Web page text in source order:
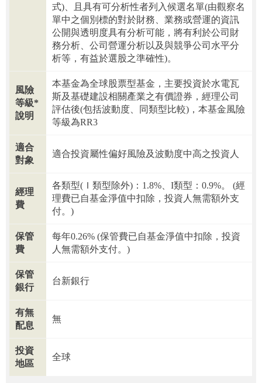
式)、且具有可分析性者列入候選名單(由觀察名
單中之個別標的對於財務、業務或營運的資訊
公開與透明度具有分析可能，將有利於公司財
務分析、公司營運分析以及與競爭公司水平分
析等，有益於選股之準確性)。
風險
等級*
說明
本基金為全球股票型基金，主要投資於水電瓦
斯及基礎建設相關產業之有價證券，經理公司
評估後(包括波動度、同類型比較)，本基金風險
等級為RR3
適合
對象
適合投資屬性偏好風險及波動度中高之投資人
經理
費
各類型(Ｉ類型除外)：1.8%、I類型：0.9%。 (經
理費已自基金淨值中扣除，投資人無需額外支
付。)
保管
費
每年0.26% (保管費已自基金淨值中扣除，投資
人無需額外支付。)
保管
銀行
台新銀行
有無
配息
無
投資
地區
全球